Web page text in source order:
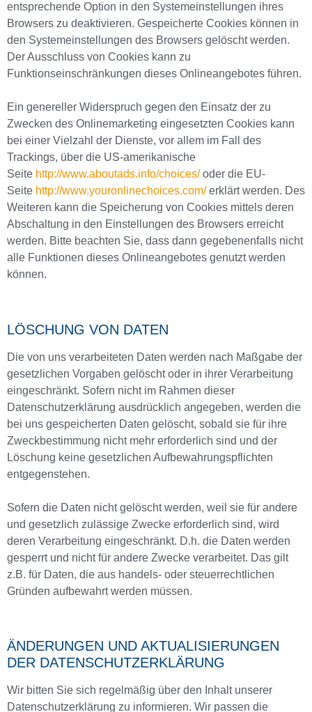
entsprechende Option in den Systemeinstellungen ihres
Browsers zu deaktivieren. Gespeicherte Cookies können in
den Systemeinstellungen des Browsers gelöscht werden.
Der Ausschluss von Cookies kann zu
Funktionseinschränkungen dieses Onlineangebotes führen.
Ein genereller Widerspruch gegen den Einsatz der zu
Zwecken des Onlinemarketing eingesetzten Cookies kann
bei einer Vielzahl der Dienste, vor allem im Fall des
Trackings, über die US-amerikanische
Seite http://www.aboutads.info/choices/ oder die EU-
Seite http://www.youronlinechoices.com/ erklärt werden. Des
Weiteren kann die Speicherung von Cookies mittels deren
Abschaltung in den Einstellungen des Browsers erreicht
werden. Bitte beachten Sie, dass dann gegebenenfalls nicht
alle Funktionen dieses Onlineangebotes genutzt werden
können.
LÖSCHUNG VON DATEN
Die von uns verarbeiteten Daten werden nach Maßgabe der
gesetzlichen Vorgaben gelöscht oder in ihrer Verarbeitung
eingeschränkt. Sofern nicht im Rahmen dieser
Datenschutzerklärung ausdrücklich angegeben, werden die
bei uns gespeicherten Daten gelöscht, sobald sie für ihre
Zweckbestimmung nicht mehr erforderlich sind und der
Löschung keine gesetzlichen Aufbewahrungspflichten
entgegenstehen.
Sofern die Daten nicht gelöscht werden, weil sie für andere
und gesetzlich zulässige Zwecke erforderlich sind, wird
deren Verarbeitung eingeschränkt. D.h. die Daten werden
gesperrt und nicht für andere Zwecke verarbeitet. Das gilt
z.B. für Daten, die aus handels- oder steuerrechtlichen
Gründen aufbewahrt werden müssen.
ÄNDERUNGEN UND AKTUALISIERUNGEN
DER DATENSCHUTZERKLÄRUNG
Wir bitten Sie sich regelmäßig über den Inhalt unserer
Datenschutzerklärung zu informieren. Wir passen die